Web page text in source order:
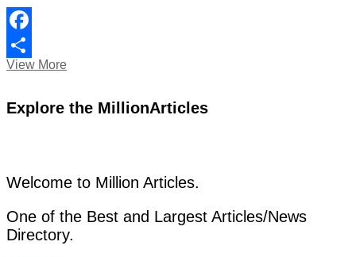
Facebook
Share
View Moreঅনলাইন
হাইকোর্টের
Explore the MillionArticles
Welcome to Million Articles.
One of the Best and Largest Articles/News
Directory.